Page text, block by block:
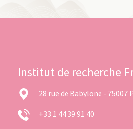
Institut de recherche
28 rue de Babylone - 75007
+33 1 44 39 91 40